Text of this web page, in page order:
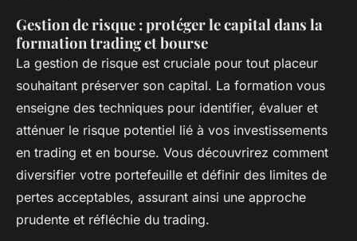
Gestion de risque : protéger le capital dans la
formation trading et bourse
La gestion de risque est cruciale pour tout placeur
souhaitant préserver son capital. La formation vous
enseigne des techniques pour identifier, évaluer et
atténuer le risque potentiel lié à vos investissements
en trading et en bourse. Vous découvrirez comment
diversifier votre portefeuille et définir des limites de
pertes acceptables, assurant ainsi une approche
prudente et réfléchie du trading.​